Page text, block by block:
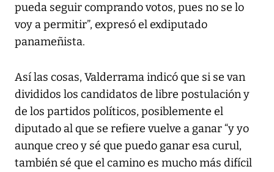
pueda seguir comprando votos, pues no se lo
voy a permitir”, expresó el exdiputado
panameñista.
Así las cosas, Valderrama indicó que si se van
divididos los candidatos de libre postulación y
de los partidos políticos, posiblemente el
diputado al que se refiere vuelve a ganar “y yo
aunque creo y sé que puedo ganar esa curul,
también sé que el camino es mucho más difícil